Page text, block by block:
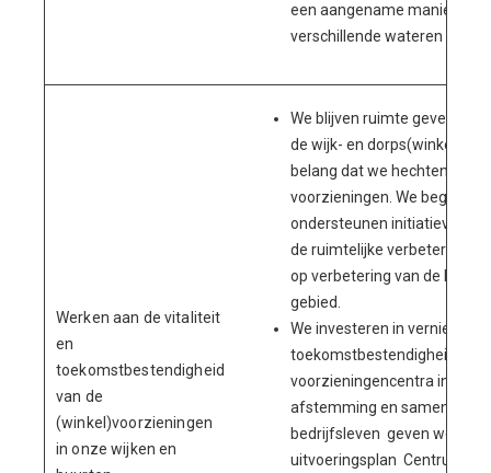
een aangename manier
verschillende wateren in
Werken aan de vitaliteit
en
toekomstbestendigheid
van de
(winkel)voorzieningen
in onze wijken en
We blijven ruimte geven aan
de wijk- en
belang dat we hechten aan
voorzieningen. We
ondersteunen initiatieven
de ruimtelijke verbetering
op verbetering van de
gebied.
We investeren in
toekomstbestendigheid van
voorzieningencentra in
afstemming en
bedrijfsleven geven we
uitvoeringsplan